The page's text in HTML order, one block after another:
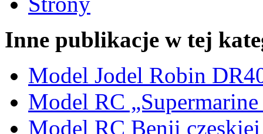
Inne publikacje w tej
Model Jodel Robin
Model RC
Model RC Benji